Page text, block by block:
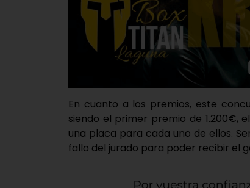
En cuanto a los premios, este
siendo el primer premio de 1.200€,
una placa para cada uno de ellos.
fallo del jurado para poder recibir el